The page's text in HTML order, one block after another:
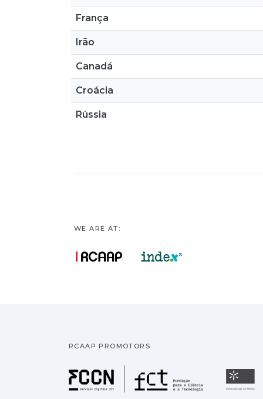
França
Irão
Canadá
Croácia
Rússia
WE ARE AT:
RCAAP PROMOTORS
Fundação